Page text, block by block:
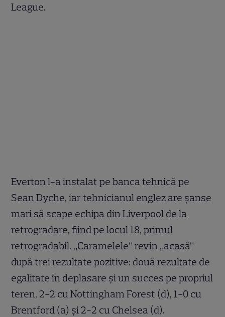
League.
Everton l-a instalat pe banca tehnică pe
Sean Dyche, iar tehnicianul englez are șanse
mari să scape echipa din Liverpool de la
retrogradare, fiind pe locul 18, primul
retrogradabil. „Caramelele” revin „acasă”
după trei rezultate pozitive: două rezultate de
egalitate în deplasare și un succes pe propriul
teren, 2-2 cu Nottingham Forest (d), 1-0 cu
Brentford (a) şi 2-2 cu Chelsea (d).